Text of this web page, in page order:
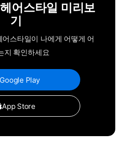
어스타일 미리보
기
스타일이 나에게 어떻게 어
지 확인하세요
Google Play
App Store